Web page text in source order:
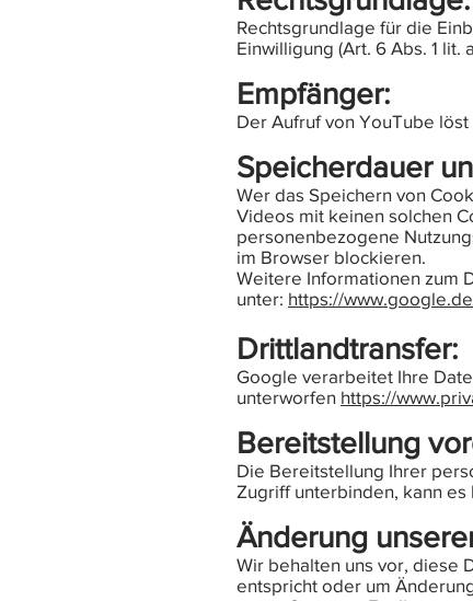
Rechtsgrundlage für die
Einwilligung (Art. 6 Abs. 1 lit.
Empfänger:
Der Aufruf von YouTube
Speicherdauer
Wer das Speichern von
Videos mit keinen solchen
personenbezogene
im Browser blockieren.
Weitere Informationen zum
unter: https://
Drittlandtransfer:
Google verarbeitet Ihre
unterworfen https://
Bereitstellung
Die Bereitstellung Ihrer
Zugriff unterbinden, kann
Änderung
Wir behalten uns vor, diese
entspricht oder um